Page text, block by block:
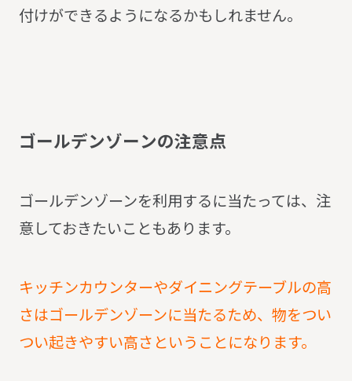
付けができるようになるかもしれません。
ゴールデンゾーンの注意点
ゴールデンゾーンを利用するに当たっては、注
意しておきたいこともあります。
キッチンカウンターやダイニングテーブルの高
さはゴールデンゾーンに当たるため、物をつい
つい起きやすい高さということになります。